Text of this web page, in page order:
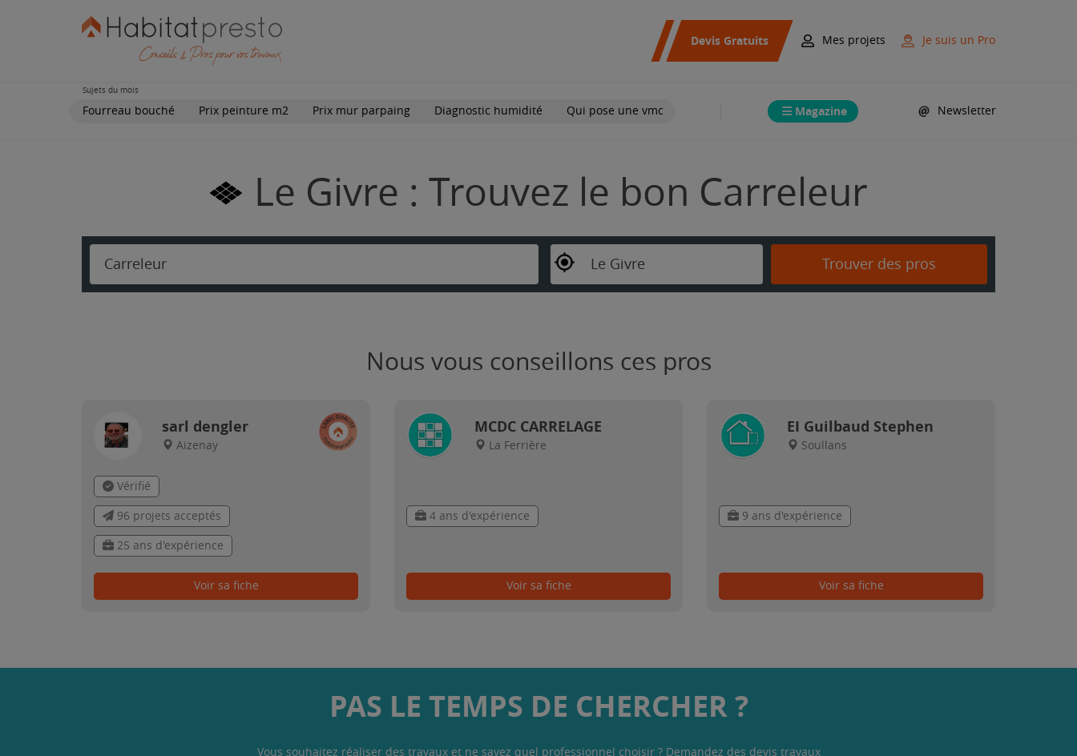
Devis Gratuits Mes projets Je suis un Pro
Sujets du mois
Fourreau bouché Prix peinture m2 Prix mur parpaing Diagnostic humidité Qui pose une vmc Magazine Newsletter
Le Givre : Trouvez le bon Carreleur
Carreleur Le Givre Trouver des pros
Nous vous conseillons ces pros
sarl dengler
Aizenay
Vérifié
96 projets acceptés
25 ans d'expérience
Voir sa fiche
MCDC CARRELAGE
La Ferrière
4 ans d'expérience
Voir sa fiche
EI Guilbaud Stephen
Soullans
9 ans d'expérience
Voir sa fiche
PAS LE TEMPS DE CHERCHER ?
Vous souhaitez réaliser des travaux et ne savez quel professionnel choisir ? Demandez des devis travaux